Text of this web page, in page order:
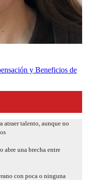
y Beneficios de
atraer talento, aunque no
abre una brecha entre
con poca o ninguna